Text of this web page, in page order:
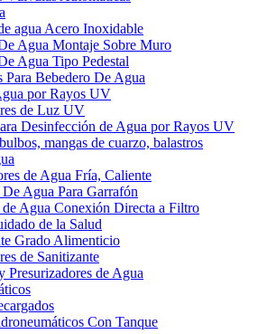
agua Acero Inoxidable
Agua Montaje Sobre Muro
Agua Tipo Pedestal
Para Bebedero De Agua
por Rayos UV
de Luz UV
Desinfección de Agua por Rayos UV
mangas de cuarzo, balastros
de Agua Fría, Caliente
Agua Para Garrafón
Agua Conexión Directa a Filtro
de la Salud
Grado Alimenticio
de Sanitizante
Presurizadores de Agua
Con Tanque